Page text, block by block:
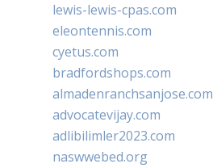
lewis-lewis-cpas.com
eleontennis.com
cyetus.com
bradfordshops.com
almadenranchsanjose.com
advocatevijay.com
adlibilimler2023.com
naswwebed.org